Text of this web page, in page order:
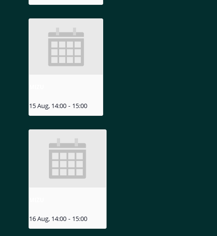
15 Aug, 14:00 - 15:00
16 Aug, 14:00 - 15:00